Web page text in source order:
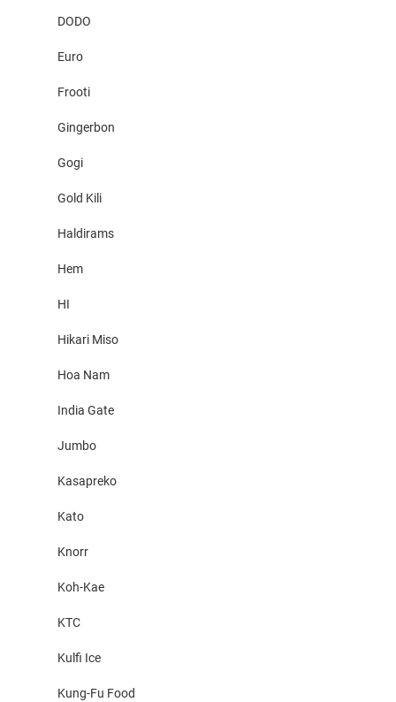
DODO
Euro
Frooti
Gingerbon
Gogi
Gold Kili
Haldirams
Hem
HI
Hikari Miso
Hoa Nam
India Gate
Jumbo
Kasapreko
Kato
Knorr
Koh-Kae
KTC
Kulfi Ice
Kung-Fu Food